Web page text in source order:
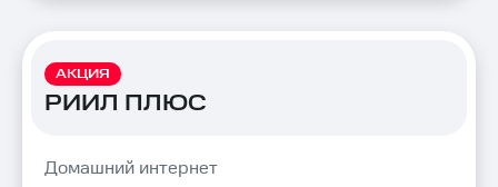
АКЦИЯ
РИИЛ ПЛЮС
Домашний интернет